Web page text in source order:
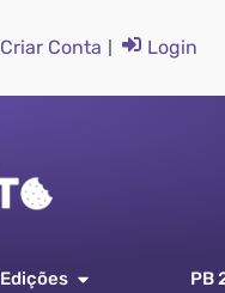
Criar Conta | Login
Edições PB